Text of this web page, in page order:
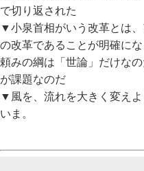
で切り返された
▼小泉首相がいう改革とは
の改革であることが明確に
頼みの綱は「世論」だけな
が課題なのだ
▼風を、流れを大きく変えよ
いま。